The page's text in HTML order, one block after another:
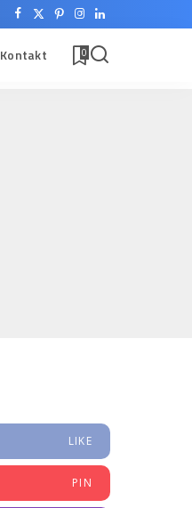
Kontakt 0
LIKE
PIN